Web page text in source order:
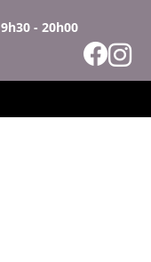
9h30 - 20h00